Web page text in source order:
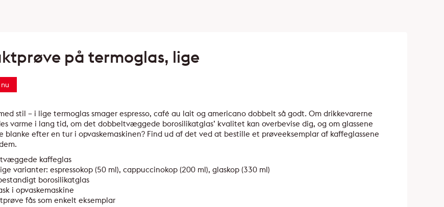
på termoglas, lige
stil – i lige termoglas smager espresso, café au lait og americano dobbelt så godt. Om drikkevarerne
varme i lang tid, om det dobbeltvæggede borosilikatglas’ kvalitet kan overbevise dig, og om glassene
blanke efter en tur i opvaskemaskinen? Find ud af det ved at bestille et prøveeksemplar af kaffeglassene
kaffeglas
varianter: espressokop (50 ml), cappuccinokop (200 ml), glaskop (330 ml)
borosilikatglas
i opvaskemaskine
fås som enkelt eksemplar